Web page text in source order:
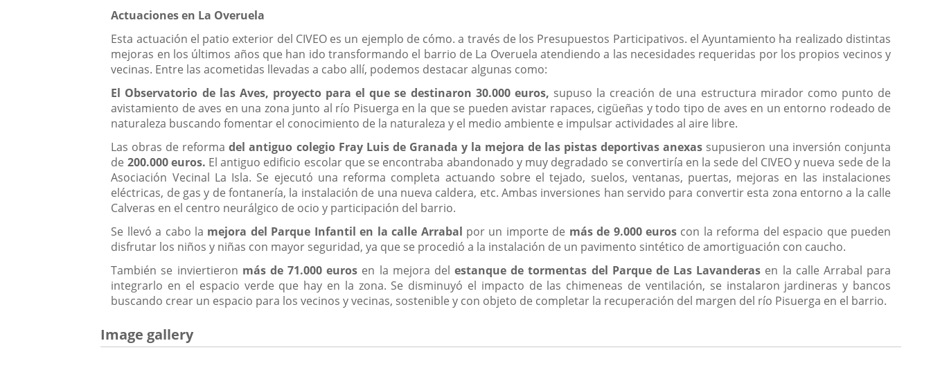
Actuaciones en La Overuela
Esta actuación el patio exterior del CIVEO es un ejemplo de cómo. a través de los Presupuestos Participativos. el Ayuntamiento ha realizado distintas
mejoras en los últimos años que han ido transformando el barrio de La Overuela atendiendo a las necesidades requeridas por los propios vecinos y
vecinas. Entre las acometidas llevadas a cabo allí, podemos destacar algunas como:
El Observatorio de las Aves, proyecto para el que se destinaron 30.000 euros, supuso la creación de una estructura mirador como punto de
avistamiento de aves en una zona junto al río Pisuerga en la que se pueden avistar rapaces, cigüeñas y todo tipo de aves en un entorno rodeado de
naturaleza buscando fomentar el conocimiento de la naturaleza y el medio ambiente e impulsar actividades al aire libre.
Las obras de reformadel antiguo colegio Fray Luis de Granada y la mejora de las pistas deportivas anexassupusieron una inversión conjunta
de 200.000 euros. El antiguo edificio escolar que se encontraba abandonado y muy degradado se convertiría en la sede del CIVEO y nueva sede de la
Asociación Vecinal La Isla. Se ejecutó una reforma completa actuando sobre el tejado, suelos, ventanas, puertas, mejoras en las instalaciones
eléctricas, de gas y de fontanería, la instalación de una nueva caldera, etc. Ambas inversiones han servido para convertir esta zona entorno a la calle
Calveras en el centro neurálgico de ocio y participación del barrio.
Se llevó a cabo la mejora del Parque Infantil en la calle Arrabal por un importe de más de 9.000 euros con la reforma del espacio que pueden
disfrutar los niños y niñas con mayor seguridad, ya que se procedió a la instalación de un pavimento sintético de amortiguación con caucho.
También se inviertieron más de 71.000 euros en la mejora delestanque de tormentas del Parque de Las Lavanderas en la calle Arrabal para
integrarlo en el espacio verde que hay en la zona. Se disminuyó el impacto de las chimeneas de ventilación, se instalaron jardineras y bancos
buscando crear un espacio para los vecinos y vecinas, sostenible y con objeto de completar la recuperación del margen del río Pisuerga en el barrio.
Image gallery